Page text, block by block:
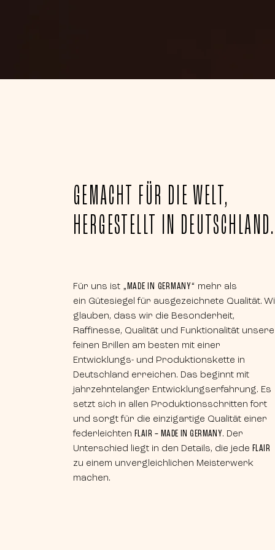
GEMACHT FÜR DIE WELT,
HERGESTELLT IN
Für uns ist „MADE IN GERMANY“ mehr als
ein Gütesiegel für ausgezeichnete Qualität.
glauben, dass wir die Besonderheit,
Raffinesse, Qualität und Funktionalität
feinen Brillen am besten mit einer
Entwicklungs- und Produktionskette in
Deutschland erreichen. Das beginnt mit
jahrzehntelanger Entwicklungserfahrung. Es
setzt sich in allen Produktionsschritten fort
und sorgt für die einzigartige Qualität einer
federleichten FLAIR – MADE IN GERMANY. Der
Unterschied liegt in den Details, die jede FLAIR
zu einem unvergleichlichen Meisterwerk
machen.